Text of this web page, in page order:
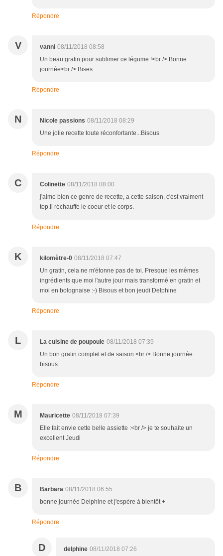
Répondre
V vanni 08/11/2018 08:58
Un beau gratin pour sublimer ce légume !<br /> Bonne
journée<br /> Bises.
Répondre
N Nicole passions 08/11/2018 08:29
Une jolie recette toute réconfortante...Bisous
Répondre
C Colinette 08/11/2018 08:00
j'aime bien ce genre de recette, a cette saison, c'est vraiment
top.Il réchauffe le coeur et le corps.
Répondre
K kilomètre-0 08/11/2018 07:47
Un gratin, cela ne m'étonne pas de toi. Presque les mêmes
ingrédients que moi l'autre jour mais transformé en gratin et
moi en bolognaise :-) Bisous et bon jeudi Delphine
Répondre
L La cuisine de poupoule 08/11/2018 07:39
Un bon gratin complet et de saison <br /> Bonne journée
bisous
Répondre
M Mauricette 08/11/2018 07:39
Elle fait envie cette belle assiette :<br /> je te souhaite un
excellent Jeudi
Répondre
B Barbara 08/11/2018 06:55
bonne journée Delphine et j'espère à bientôt +
Répondre
D delphine 08/11/2018 07:26